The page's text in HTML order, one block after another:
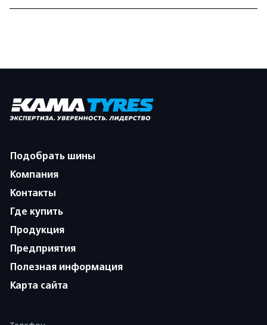
Подобрать шины
Компания
Контакты
Где купить
Продукция
Предприятия
Полезная информация
Карта сайта